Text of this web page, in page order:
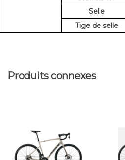
Selle
Tige de selle
Produits connexes